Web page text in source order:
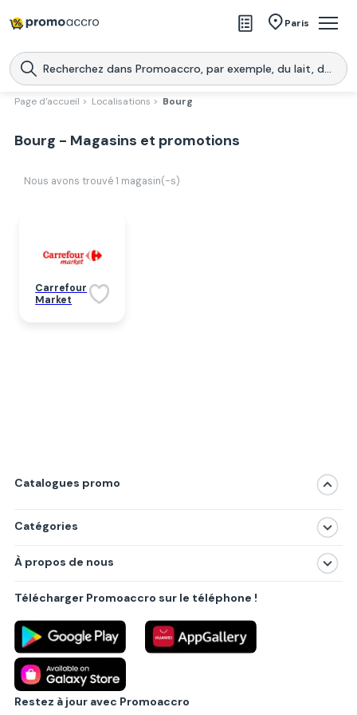
Paris
Magasins
Produits
Promoaccro
Page d'accueil > Localisations > Bourg
Bourg - Magasins et promotions
Nous avons trouvé 1 magasin(-s)
Carrefour
Market
Catalogues promo
Catégories
Produits
Villes principales
À propos de nous
Politique de confidentialité
Règlements
Partenariat B2B
Blog
Contact
Télécharger Promoaccro sur le téléphone !
Restez à jour avec Promoaccro